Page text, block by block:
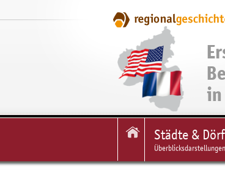
Städte &
Überblicksdarstellungen